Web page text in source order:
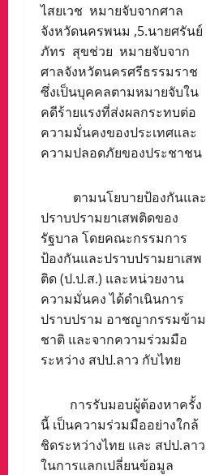
ไสยเวช หมายจับจากศาล
จังหวัดนครพนม ,5.นายศรันย์
ภัทร สุขช่วย หมายจับจาก
ศาลจังหวัดนครศรีธรรมราช
ซึ่งเป็นบุคคลตามหมายจับใน
คดีร้ายแรงที่ส่งผลกระทบต่อ
ความมั่นคงของประเทศและ
ความปลอดภัยของประชาชน
ตามนโยบายป้องกันและ
ปราบปรามยาเสพติดของ
รัฐบาล โดยคณะกรรมการ
ป้องกันและปราบปรามยาเสพ
ติด (ป.ป.ส.) และหน่วยงาน
ความมั่นคง ได้ดำเนินการ
ปราบปราม อาชญากรรมข้าม
ชาติ และจากความร่วมมือ
ระหว่าง สปป.ลาว กับไทย
การรับมอบผู้ต้องหาครั้ง
นี้ เป็นความร่วมมืออย่างใกล้
ชิดระหว่างไทย และ สปป.ลาว
ในการแลกเปลี่ยนข้อมูล